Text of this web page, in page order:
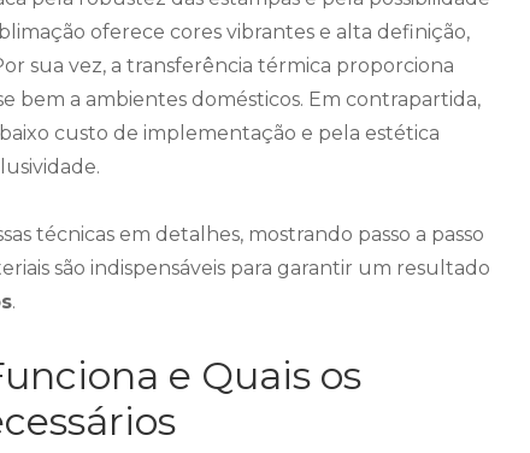
oferece cores vibrantes e alta definição,
sua vez, a transferência térmica proporciona
bem a ambientes domésticos. Em contrapartida,
custo de implementação e pela estética
técnicas em detalhes, mostrando passo a passo
são indispensáveis para garantir um resultado
.
e Quais os